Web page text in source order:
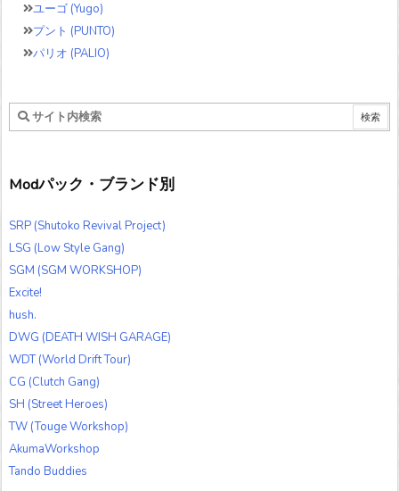
ユーゴ (Yugo)
プント (PUNTO)
パリオ (PALIO)
Modパック・ブランド別
SRP (Shutoko Revival Project)
LSG (Low Style Gang)
SGM (SGM WORKSHOP)
Excite!
hush.
DWG (DEATH WISH GARAGE)
WDT (World Drift Tour)
CG (Clutch Gang)
SH (Street Heroes)
TW (Touge Workshop)
AkumaWorkshop
Tando Buddies